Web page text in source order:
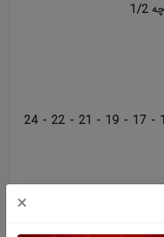
10 - 11 - 12 - 13 - 14 - 17 - 19 - 21 - 22 - 24
×